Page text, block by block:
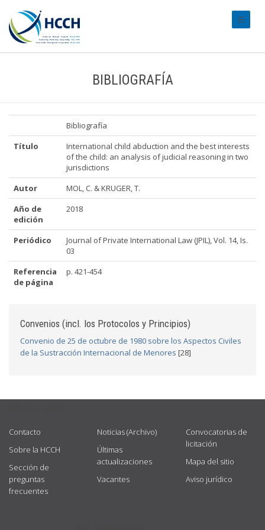
BIBLIOGRAFÍA
Bibliografía
Título
International child abduction and the best interests
of the child: an analysis of judicial reasoning in two
jurisdictions
Autor
MOL, C. & KRUGER, T.
Año de
edición
2018
Periódico
Journal of Private International Law (JPIL), Vol. 14, Is.
03
Referencia
de página
p. 421-454
Convenios (incl. los Protocolos y Principios)
Convenio de 25 de octubre de 1980 sobre los Aspectos Civiles
de la Sustracción Internacional de Menores [28]
Contacto
Sobre la HCCH
Sección de
preguntas
frecuentes
Noticias (Archivo)
Últimas
actualizaciones
Vacantes
Convocatorias de
licitación
Mapa del sitio
Aviso jurídico